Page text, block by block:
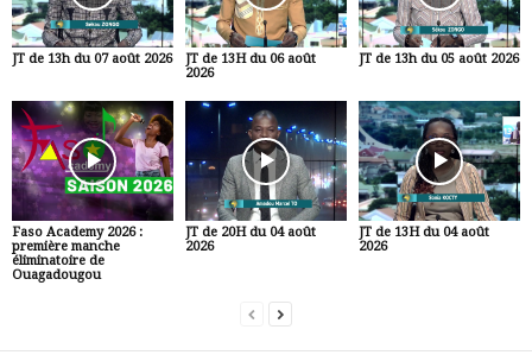
JT de 13h du 07 août 2026
JT de 13H du 06 août
2026
JT de 13h du 05 août 2026
Faso Academy 2026 :
première manche
éliminatoire de
Ouagadougou
JT de 20H du 04 août
2026
JT de 13H du 04 août
2026